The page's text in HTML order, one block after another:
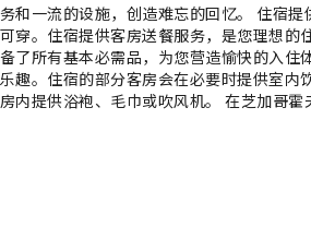
和一流的设施，创造难忘的回忆。 住宿提
穿。住宿提供客房送餐服务，是您理想的
了所有基本必需品，为您营造愉快的入住
趣。住宿的部分客房会在必要时提供室内
内提供浴袍、毛巾或吹风机。 在芝加哥